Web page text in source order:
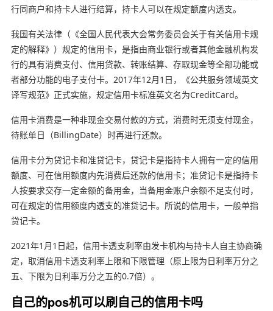
行同商户和持卡人进行结算，持卡人可以在规定额度内透支。
我国有关法律（《全国人民代表大会常务委员会关于有关信用卡规
定的解释》）规定的信用卡，是指由商业银行或者其他金融机构发
行的具有消费支付、信用贷款、转账结算、存取现金等全部功能或
者部分功能的电子支付卡。2017年12月1日，《公共服务领域英文
译写规范》正式实施，规定信用卡标准英文名为CreditCard。
信用卡消费是一种非现金交易付款的方式，消费时无须支付现金，
待账单日（BillingDate）时再进行还款。
信用卡分为贷记卡和准贷记卡，贷记卡是指持卡人拥有一定的信用
额度、可在信用额度内先消费后还款的信用卡；准贷记卡是指持卡
人按要求交存一定金额的备用金，当备用金账户余额不足支付时，
可在规定的信用额度内透支的准贷记卡。所说的信用卡，一般单指
贷记卡。
2021年1月1日起，信用卡透支利率由发卡机构与持卡人自主协商确
定，取消信用卡透支利率上限和下限管理（原上限为日利率万分之
五、下限为日利率万分之五的0.7倍）。
自己的pos机可以刷自己的信用卡吗